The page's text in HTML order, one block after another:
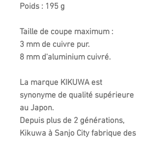
Poids : 195 g
Taille de coupe maximum :
3 mm de cuivre pur.
8 mm d'aluminium cuivré.
La marque KIKUWA est
synonyme de qualité supérieure
au Japon.
Depuis plus de 2 générations,
Kikuwa à Sanjo City fabrique des